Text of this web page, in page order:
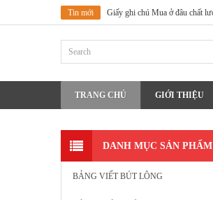
Tin mới
TRANG CHỦ GIỚI THIỆU
DANH MỤC SẢN PHẨM
BẢNG VIẾT BÚT LÔNG